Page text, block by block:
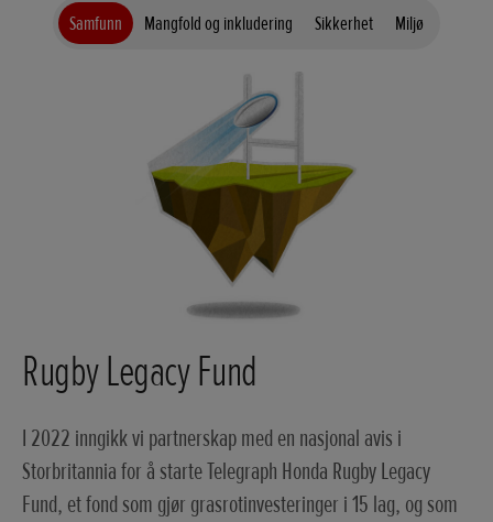
Samfunn Mangfold og inkludering Sikkerhet Miljø
Rugby Legacy Fund
I 2022 inngikk vi partnerskap med en nasjonal avis i
Storbritannia for å starte Telegraph Honda Rugby Legacy
Fund, et fond som gjør grasrotinvesteringer i 15 lag, og som